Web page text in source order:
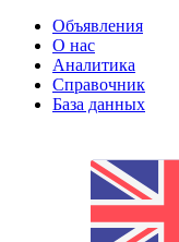
Объявления
О нас
Аналитика
Справочник
База данных